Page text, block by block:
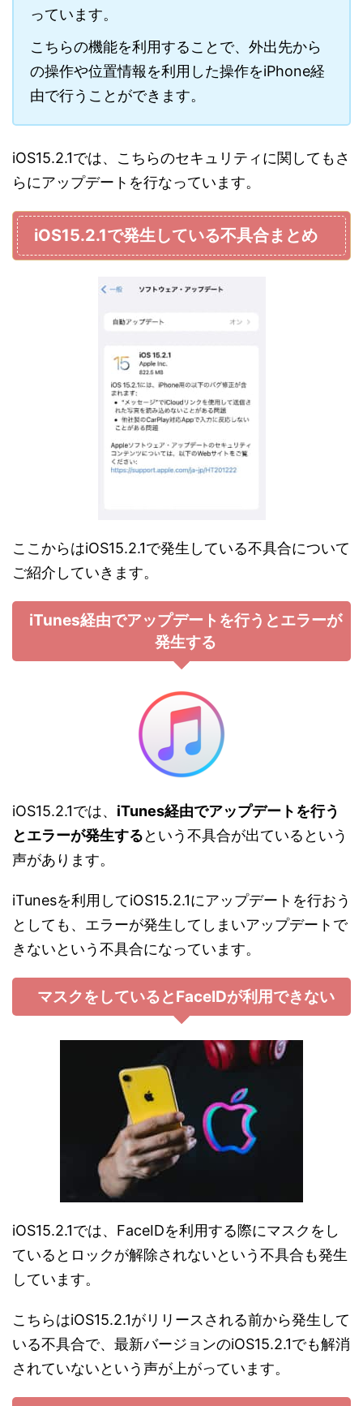
っています。
こちらの機能を利用することで、外出先から
の操作や位置情報を利用した操作をiPhone経
由で行うことができます。
iOS15.2.1では、こちらのセキュリティに関してもさ
らにアップデートを行なっています。
iOS15.2.1で発生している不具合まとめ
ここからはiOS15.2.1で発生している不具合について
ご紹介していきます。
iTunes経由でアップデートを行うとエラーが
発生する
iOS15.2.1では、 iTunes経由でアップデートを行う
とエラーが発生するという不具合が出ているという
声があります。
iTunesを利用してiOS15.2.1にアップデートを行おう
としても、エラーが発生してしまいアップデートで
きないという不具合になっています。
マスクをしているとFaceIDが利用できない
iOS15.2.1では、FaceIDを利用する際にマスクをし
ているとロックが解除されないという不具合も発生
しています。
こちらはiOS15.2.1がリリースされる前から発生して
いる不具合で、最新バージョンのiOS15.2.1でも解消
されていないという声が上がっています。